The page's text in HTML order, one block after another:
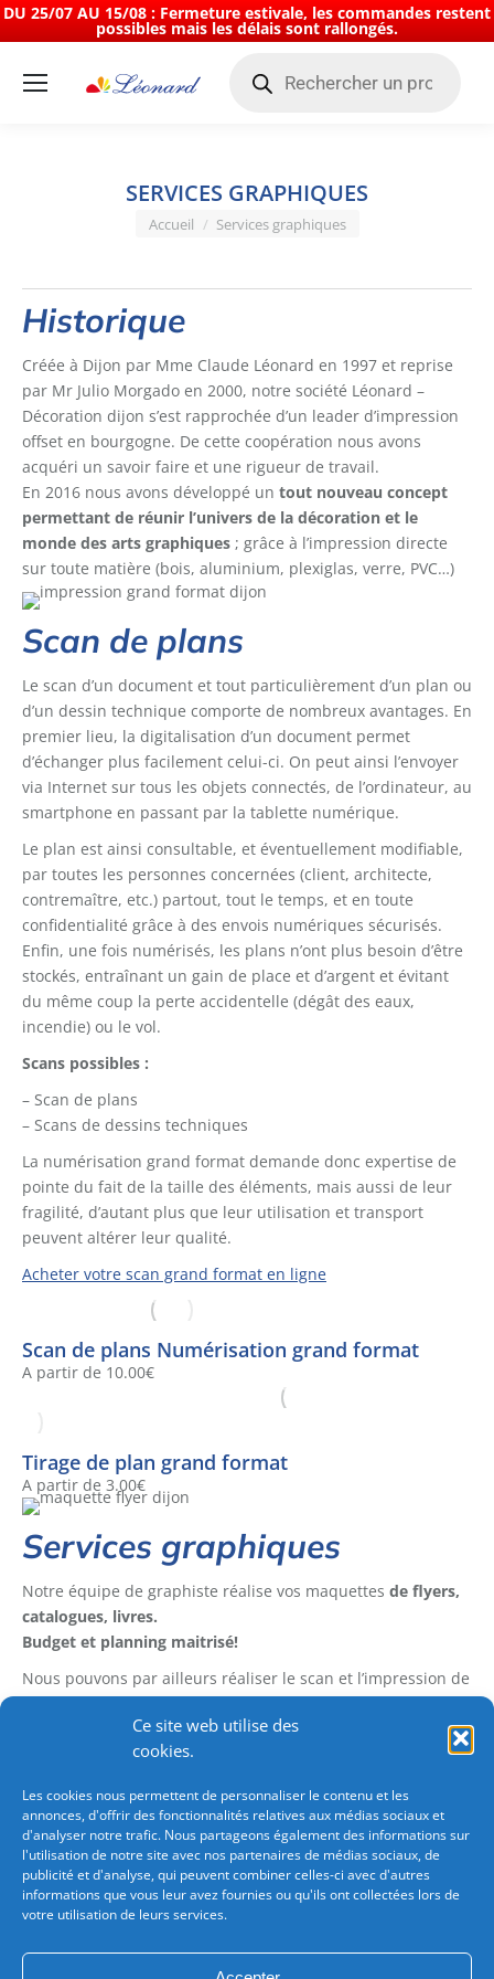
DU 25/07 AU 15/08 : Fermeture estivale, les commandes restent
possibles mais les délais sont rallongés.
Ce site web utilise des
cookies.
Les cookies nous permettent de personnaliser le contenu et les
annonces, d'offrir des fonctionnalités relatives aux médias sociaux et
d'analyser notre trafic. Nous partageons également des informations sur
l'utilisation de notre site avec nos partenaires de médias sociaux, de
publicité et d'analyse, qui peuvent combiner celles-ci avec d'autres
informations que vous leur avez fournies ou qu'ils ont collectées lors de
votre utilisation de leurs services.
produits
SERVICES GRAPHIQUES
Vous êtes ici :
Accueil Services graphiques
Historique
Créée à Dijon par Mme Claude Léonard en 1997 et reprise
par Mr Julio Morgado en 2000, notre société Léonard –
Décoration dijon s’est rapprochée d’un leader d’impression
offset en bourgogne. De cette coopération nous avons
acquéri un savoir faire et une rigueur de travail.
En 2016 nous avons développé un tout nouveau concept
permettant de réunir l’univers de la décoration et le
monde des arts graphiques ; grâce à l’impression directe
sur toute matière (bois, aluminium, plexiglas, verre, PVC…)
Scan de plans
Le scan d’un document et tout particulièrement d’un plan ou
d’un dessin technique comporte de nombreux avantages. En
premier lieu, la digitalisation d’un document permet
d’échanger plus facilement celui-ci. On peut ainsi l’envoyer
via Internet sur tous les objets connectés, de l’ordinateur, au
smartphone en passant par la tablette numérique.
Le plan est ainsi consultable, et éventuellement modifiable,
par toutes les personnes concernées (client, architecte,
contremaître, etc.) partout, tout le temps, et en toute
confidentialité grâce à des envois numériques sécurisés.
Enfin, une fois numérisés, les plans n’ont plus besoin d’être
stockés, entraînant un gain de place et d’argent et évitant
du même coup la perte accidentelle (dégât des eaux,
incendie) ou le vol.
Scans possibles :
– Scan de plans
– Scans de dessins techniques
La numérisation grand format demande donc expertise de
pointe du fait de la taille des éléments, mais aussi de leur
fragilité, d’autant plus que leur utilisation et transport
peuvent altérer leur qualité.
Acheter votre scan grand format en ligne
Scan de plans Numérisation grand format
A partir de 10.00€
Tirage de plan grand format
A partir de 3.00€
Services graphiques
Notre équipe de graphiste réalise vos maquettes de flyers,
catalogues, livres.
Budget et planning maitrisé!
Nous pouvons par ailleurs réaliser le scan et l’impression de
vos plans petits formats (A4, A3…) ou grands formats (A2, A1,
pour bénéficiez de tarifications avantageuses.